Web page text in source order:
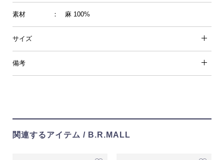
素材 ： 麻 100%
サイズ
備考
関連するアイテム / B.R.MALL